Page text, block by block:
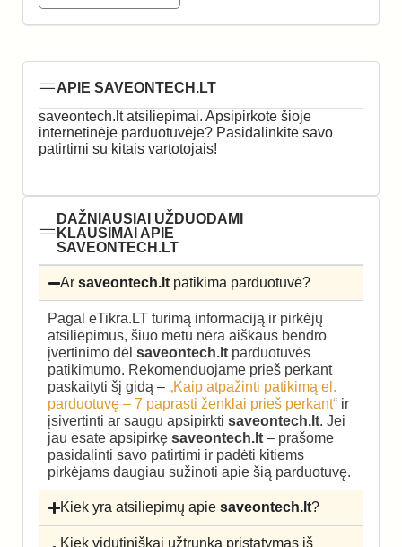
APIE SAVEONTECH.LT
saveontech.lt atsiliepimai. Apsipirkote šioje
internetinėje parduotuvėje? Pasidalinkite savo
patirtimi su kitais vartotojais!
DAŽNIAUSIAI UŽDUODAMI
KLAUSIMAI APIE
SAVEONTECH.LT
Arsaveontech.lt patikima parduotuvė?
Pagal eTikra.LT turimą informaciją ir pirkėjų
atsiliepimus, šiuo metu nėra aiškaus bendro
įvertinimo dėl saveontech.lt parduotuvės
patikimumo. Rekomenduojame prieš perkant
paskaityti šį gidą – „Kaip atpažinti patikimą el.
parduotuvę – 7 paprasti ženklai prieš perkant“ ir
įsivertinti ar saugu apsipirkti saveontech.lt. Jei
jau esate apsipirkę saveontech.lt – prašome
pasidalinti savo patirtimi ir padėti kitiems
pirkėjams daugiau sužinoti apie šią parduotuvę.
Kiek yra atsiliepimų apiesaveontech.lt?
Kiek vidutiniškai užtrunka pristatymas iš